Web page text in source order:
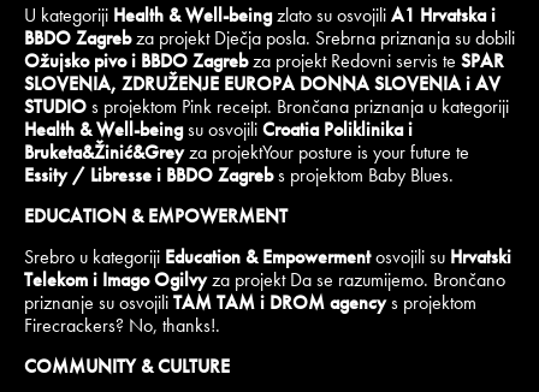
U kategoriji Health & Well-beingzlato su osvojiliA1 Hrvatska i
BBDO Zagrebza projekt Dječja posla. Srebrna priznanja su dobili
Ožujsko pivo i BBDO Zagrebza projekt Redovni servis te SPAR
SLOVENIA, ZDRUŽENJE EUROPA DONNA SLOVENIA i AV
STUDIOs projektom Pink receipt. Brončana priznanja u kategoriji
Health & Well-beingsu osvojiliCroatia Poliklinika i
Bruketa&Žinić&Greyza projektYour posture is your future te
Essity / Libresse i BBDO Zagrebs projektom Baby Blues.
EDUCATION & EMPOWERMENT
Srebro u kategoriji Education & Empowermentosvojili su Hrvatski
Telekom i Imago Ogilvyza projekt Da se razumijemo. Brončano
priznanje su osvojiliTAM TAM i DROM agencys projektom
Firecrackers? No, thanks!.
COMMUNITY & CULTURE